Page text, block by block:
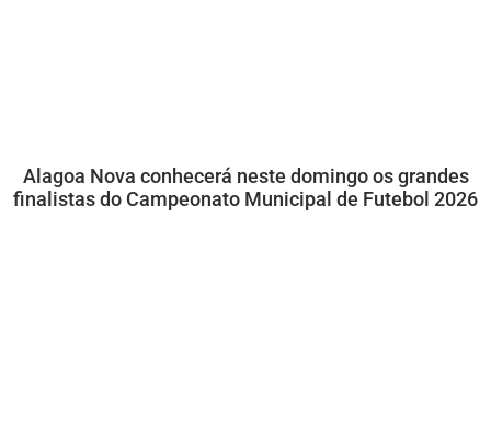
Alagoa Nova conhecerá neste domingo os grandes
finalistas do Campeonato Municipal de Futebol 2026